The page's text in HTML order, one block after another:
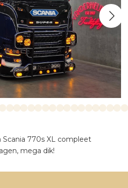
770s XL compleet
mega dik!